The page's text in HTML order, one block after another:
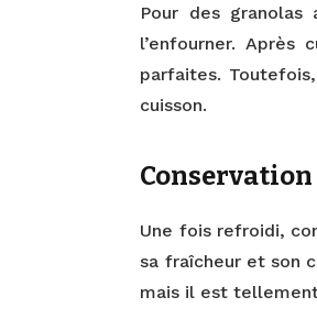
Pour des
l’enfourner. Après
parfaites.
cuisson.
Conservation
Une fois refroidi,
sa fraîcheur et son
mais il est